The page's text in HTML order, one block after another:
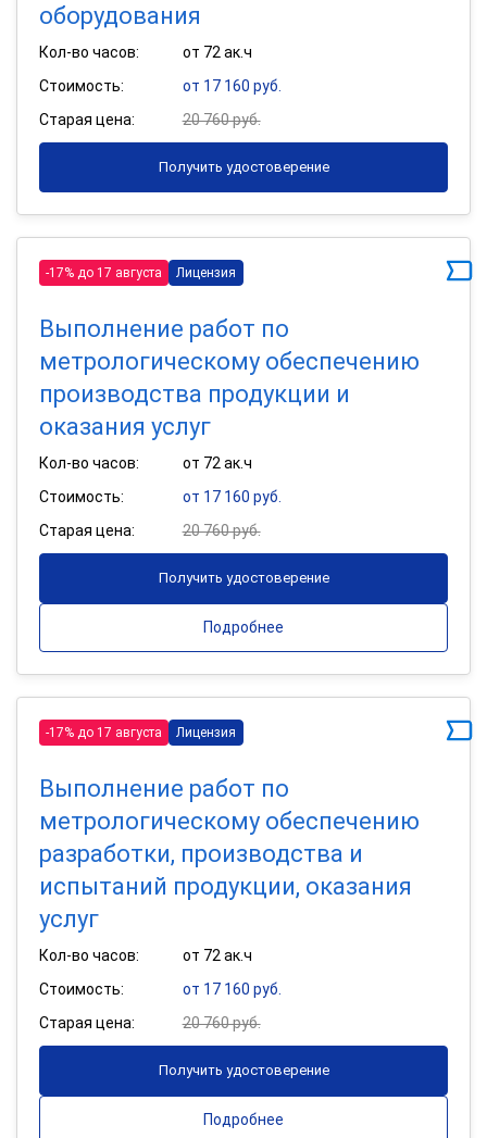
оборудования
Кол-во часов:
от 72 ак.ч
Стоимость:
от 17 160 руб.
Старая цена:
20 760 руб.
Получить удостоверение
-17% до 17 августа Лицензия
Выполнение работ по
метрологическому обеспечению
производства продукции и
оказания услуг
Кол-во часов:
от 72 ак.ч
Стоимость:
от 17 160 руб.
Старая цена:
20 760 руб.
Получить удостоверение
Подробнее
-17% до 17 августа Лицензия
Выполнение работ по
метрологическому обеспечению
разработки, производства и
испытаний продукции, оказания
услуг
Кол-во часов:
от 72 ак.ч
Стоимость:
от 17 160 руб.
Старая цена:
20 760 руб.
Получить удостоверение
Подробнее